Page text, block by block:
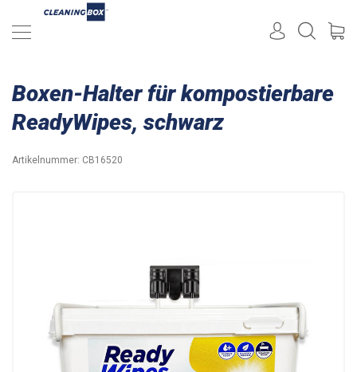
Boxen-Halter für kompostierbare
ReadyWipes, schwarz
Artikelnummer: CB16520